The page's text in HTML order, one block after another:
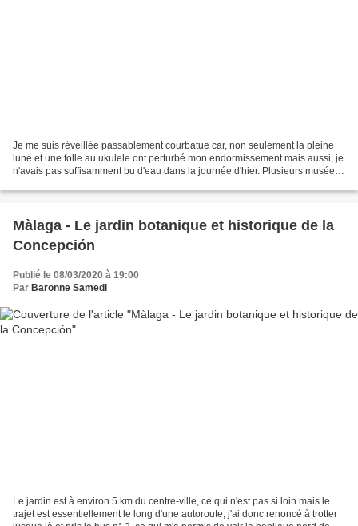
Je me suis réveillée passablement courbatue car, non seulement la pleine
lune et une folle au ukulele ont perturbé mon endormissement mais aussi, je
n'avais pas suffisamment bu d'eau dans la journée d'hier. Plusieurs musées
Màlaga - Le jardin botanique et historique de la
Concepción
Publié le 08/03/2020 à 19:00
Par Baronne Samedi
Le jardin est à environ 5 km du centre-ville, ce qui n'est pas si loin mais le
trajet est essentiellement le long d'une autoroute, j'ai donc renoncé à trotter